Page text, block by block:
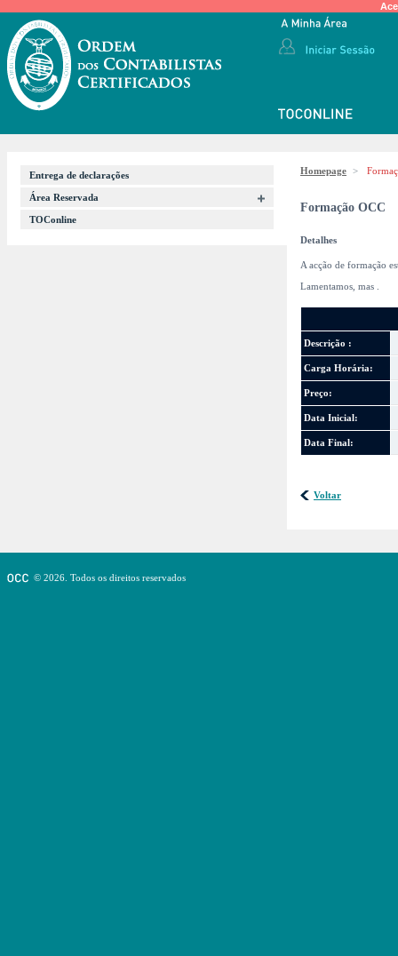
Entrega de declarações
Área Reservada
TOConline
Homepage >
Formação OCC
Detalhes
A acção de formação
Lamentamos, mas
Descrição :
Carga Horária:
Preço:
Data Inicial:
Data Final:
Voltar
© 2026. Todos os direitos reservados